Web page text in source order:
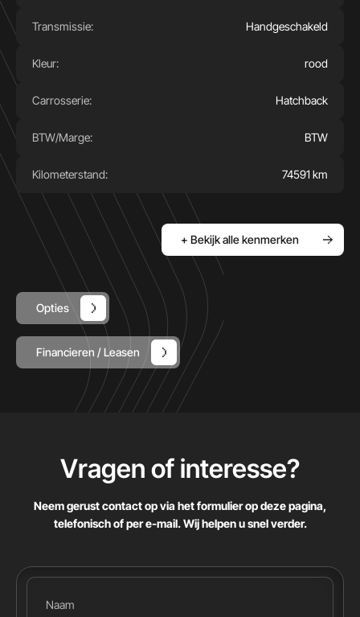
Transmissie: Handgeschakeld
Kleur: rood
Carrosserie: Hatchback
BTW/Marge: BTW
Kilometerstand: 74591 km
+ Bekijk alle kenmerken
Opties
Financieren / Leasen
Vragen of interesse?
Neem gerust contact op via het formulier op deze pagina,
telefonisch of per e-mail. Wij helpen u snel verder.